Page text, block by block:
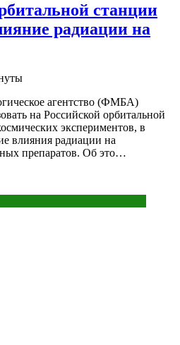
станции
радиации на
агентство (ФМБА)
на Российской орбитальной
экспериментов, в
влияния радиации на
препаратов. Об это…